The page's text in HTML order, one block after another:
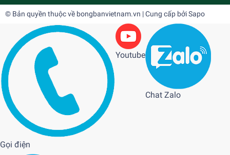
© Bản quyền thuộc về bongbanvietnam.vn | Cung cấp bởiSapo
Gọi điện
Youtube
Chat Zalo